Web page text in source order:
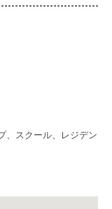
、スクール、レジデン